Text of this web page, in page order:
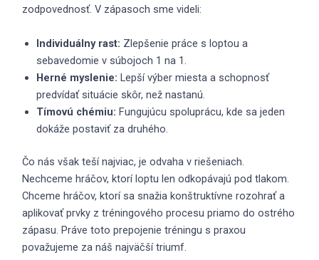
zodpovednosť. V zápasoch sme videli:
Individuálny rast: Zlepšenie práce s loptou a
sebavedomie v súbojoch 1 na 1.
Herné myslenie: Lepší výber miesta a schopnosť
predvídať situácie skôr, než nastanú.
Tímovú chémiu: Fungujúcu spoluprácu, kde sa jeden
dokáže postaviť za druhého.
Čo nás však teší najviac, je odvaha v riešeniach.
Nechceme hráčov, ktorí loptu len odkopávajú pod tlakom.
Chceme hráčov, ktorí sa snažia konštruktívne rozohrať a
aplikovať prvky z tréningového procesu priamo do ostrého
zápasu. Práve toto prepojenie tréningu s praxou
považujeme za náš najväčší triumf.